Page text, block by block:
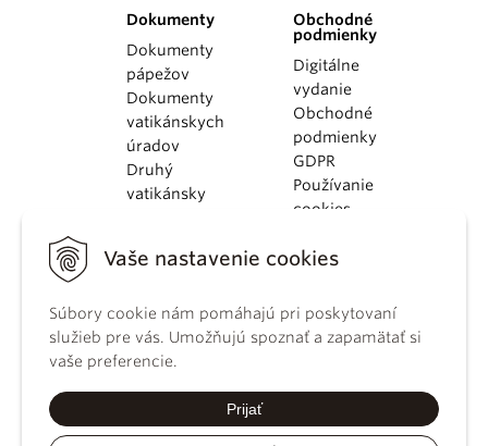
Vaše nastavenie cookies
Súbory cookie nám pomáhajú pri poskytovaní
služieb pre vás. Umožňujú spoznať a zapamätať si
vaše preferencie.
Prijať
Dokumenty
Dokumenty
pápežov
Dokumenty
vatikánskych
úradov
Druhý
vatikánsky
KBS
kánonického
práva
Katechizmus
Obchodné
podmienky
Digitálne
vydanie
Obchodné
podmienky
GDPR
Používanie
cookies